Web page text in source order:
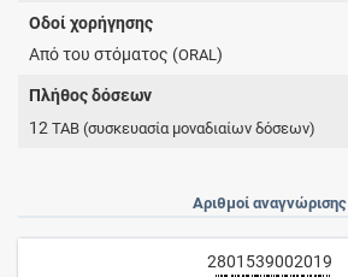
Οδοί χορήγησης
Από του στόματος (ORAL)
Πλήθος δόσεων
12TAB (συσκευασία μοναδιαίων δόσεων)
Αριθμοί αναγνώρισης
2801539002019